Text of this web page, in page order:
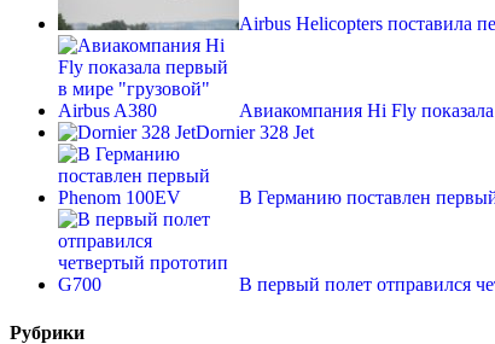
Airbus Helicopters поставила
Авиакомпания Hi Fly
Dornier 328 Jet
В Германию поставлен
В первый полет отправился
Рубрики